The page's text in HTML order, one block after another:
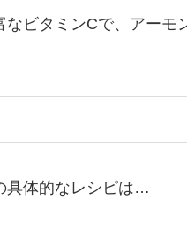
ビタミンCで、アー
具体的なレシピは…